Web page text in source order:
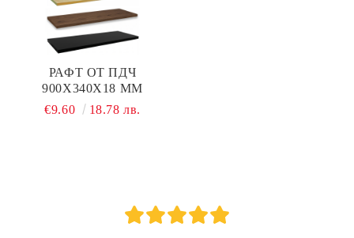
РАФТ ОТ ПДЧ
900Х340Х18 ММ
€9.60
18.78 лв.